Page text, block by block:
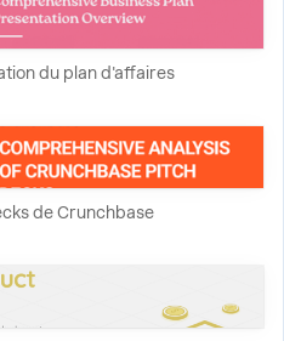
du plan d'affaires
de Crunchbase